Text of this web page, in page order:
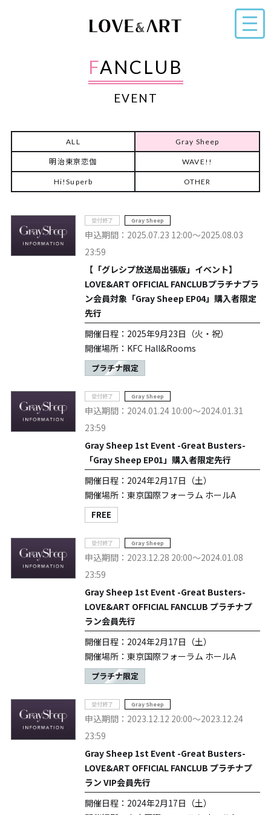
FANCLUB
EVENT
ALL Gray Sheep
明治東亰恋伽 WAVE!!
Hi!Superb OTHER
受付終了 Gray Sheep
申込期間：2025.07.23 12:00～2025.08.03
23:59
【「グレシプ放送局出張版」イベント】
LOVE&ART OFFICIAL FANCLUBプラチナプラ
ン会員対象「Gray Sheep EP04」購入者限定
先行
開催日程：2025年9月23日（火・祝）
開催場所：KFC Hall&Rooms
プラチナ限定
受付終了 Gray Sheep
申込期間：2024.01.24 10:00～2024.01.31
23:59
Gray Sheep 1st Event -Great Busters-
「Gray Sheep EP01」購入者限定先行
開催日程：2024年2月17日（土）
開催場所：東京国際フォーラム ホールA
FREE
受付終了 Gray Sheep
申込期間：2023.12.28 20:00～2024.01.08
23:59
Gray Sheep 1st Event -Great Busters-
LOVE&ART OFFICIAL FANCLUB プラチナプ
ラン会員先行
開催日程：2024年2月17日（土）
開催場所：東京国際フォーラム ホールA
プラチナ限定
受付終了 Gray Sheep
申込期間：2023.12.12 20:00～2023.12.24
23:59
Gray Sheep 1st Event -Great Busters-
LOVE&ART OFFICIAL FANCLUB プラチナプ
ラン VIP会員先行
開催日程：2024年2月17日（土）